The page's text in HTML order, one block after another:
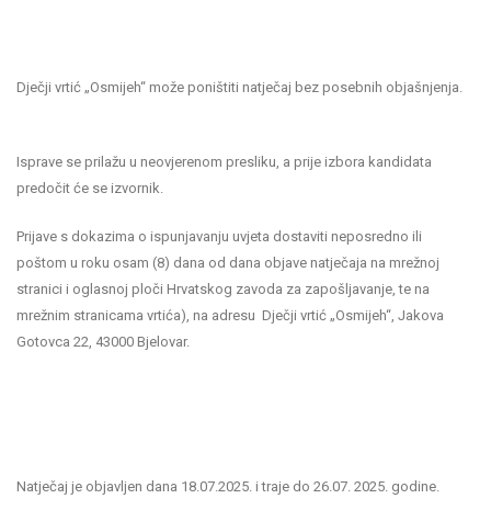
Dječji vrtić „Osmijeh“ može poništiti natječaj bez posebnih objašnjenja.
Isprave se prilažu u neovjerenom presliku, a prije izbora kandidata
predočit će se izvornik.
Prijave s dokazima o ispunjavanju uvjeta dostaviti neposredno ili
poštom u roku osam (8) dana od dana objave natječaja na mrežnoj
stranici i oglasnoj ploči Hrvatskog zavoda za zapošljavanje, te na
mrežnim stranicama vrtića), na adresu Dječji vrtić „Osmijeh“, Jakova
Gotovca 22, 43000 Bjelovar.
Natječaj je objavljen dana 18.07.2025. i traje do 26.07. 2025. godine.